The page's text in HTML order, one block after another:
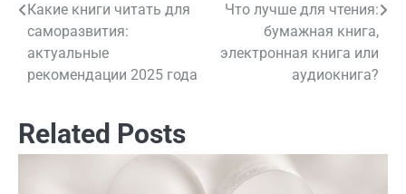
Навигация
по
записям
Какие книги читать для
саморазвития:
актуальные
рекомендации 2025 года
Что лучше для чтения:
бумажная книга,
электронная книга или
аудиокнига?
Related Posts